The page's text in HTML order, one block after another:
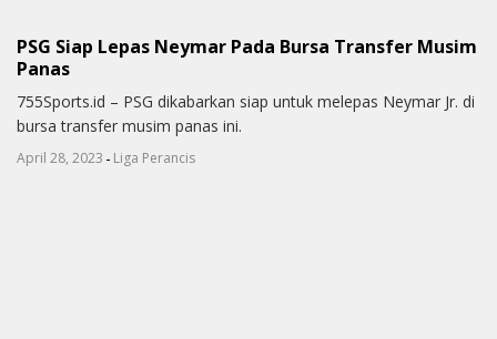
PSG Siap Lepas Neymar Pada Bursa Transfer Musim
Panas
755Sports.id – PSG dikabarkan siap untuk melepas Neymar Jr. di
bursa transfer musim panas ini.
April 28, 2023 - Liga Perancis